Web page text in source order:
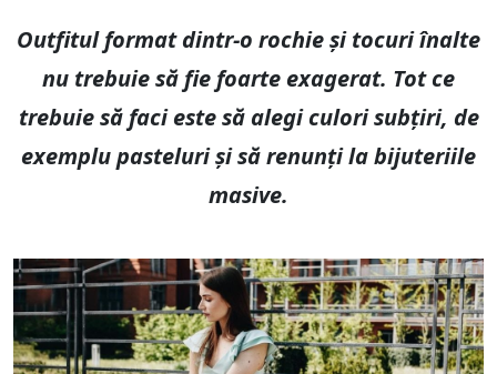
Outfitul format dintr-o rochie și tocuri înalte
nu trebuie să fie foarte exagerat. Tot ce
trebuie să faci este să alegi culori subțiri, de
exemplu pasteluri și să renunți la bijuteriile
masive.